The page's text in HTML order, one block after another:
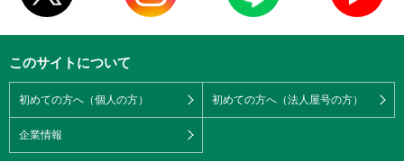
このサイトについて
初めての方へ（個人の方） 初めての方へ（法人屋号の方）
企業情報